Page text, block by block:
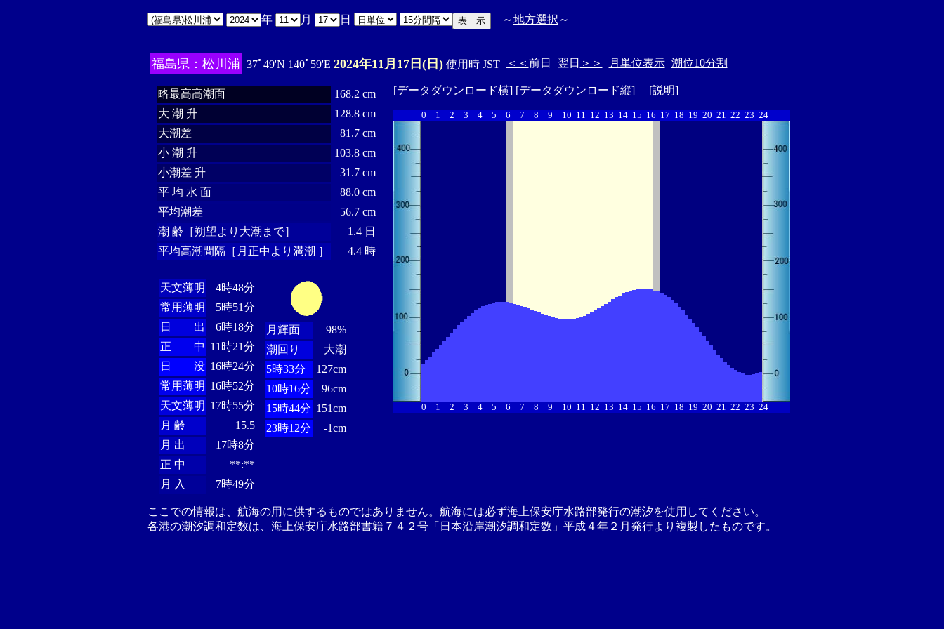
年 月 日 ～地方選択 ～
福島県：松川浦 37ﾟ49'N 140ﾟ59'E 2024年11月17日(日)使用時 JST ＜＜ 前日 翌日 ＞＞ 月単位表示 潮位10分割
略最高高潮面
168.2 cm
大 潮 升
128.8 cm
大潮差
81.7 cm
小 潮 升
103.8 cm
小潮差 升
31.7 cm
平 均 水 面
88.0 cm
平均潮差
56.7 cm
潮 齢［朔望より大潮まで］
1.4 日
平均高潮間隔［月正中より満潮 ］
4.4 時
天文薄明
4時48分
常用薄明
5時51分
日 出
6時18分
正 中 11時21分
日 没 16時24分
常用薄明 16時52分
天文薄明 17時55分
月 齢
15.5
月 出
17時8分
正 中
**:**
月 入
7時49分
月輝面
98%
潮回り
大潮
5時33分
127cm
10時16分
96cm
15時44分 151cm
23時12分
-1cm
[データダウンロード横] [データダウンロード縦] [説明]
0 1 2 3 4 5 6 7 8 9 10 11 12 13 14 15 16 17 18 19 20 21 22 23 24
0 1 2 3 4 5 6 7 8 9 10 11 12 13 14 15 16 17 18 19 20 21 22 23 24
ここでの情報は、航海の用に供するものではありません。航海には必ず海上保安庁水路部発行の潮汐を使用してください。
各港の潮汐調和定数は、海上保安庁水路部書籍７４２号「日本沿岸潮汐調和定数」平成４年２月発行より複製したものです。